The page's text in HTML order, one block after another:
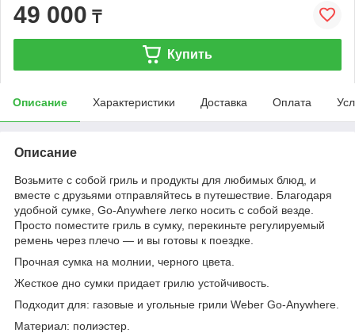
49 000 ₸
Купить
Описание Характеристики Доставка Оплата
Описание
Возьмите с собой гриль и продукты для любимых блюд, и
вместе с друзьями отправляйтесь в путешествие. Благодаря
удобной сумке, Go-Anywhere легко носить с собой везде.
Просто поместите гриль в сумку, перекиньте регулируемый
ремень через плечо — и вы готовы к поездке.
Прочная сумка на молнии, черного цвета.
Жесткое дно сумки придает грилю устойчивость.
Подходит для: газовые и угольные грили Weber Go-Anywhere.
Материал: полиэстер.